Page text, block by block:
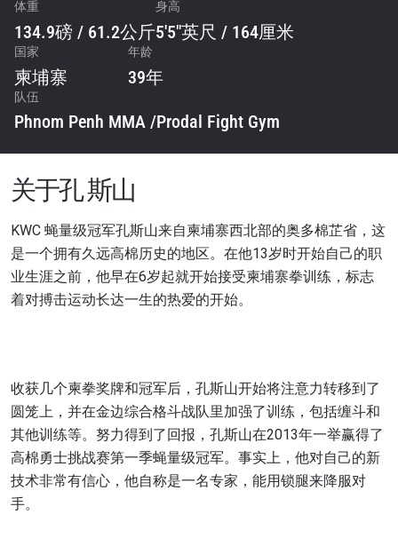
体重
134.9磅 / 61.2公斤
身高
5'5"英尺 / 164厘米
国家
柬埔寨
年龄
39年
队伍
Phnom Penh MMA /Prodal Fight Gym
关于孔 斯山
KWC 蝇量级冠军孔斯山来自柬埔寨西北部的奥多棉芷省，这
是一个拥有久远高棉历史的地区。在他13岁时开始自己的职
业生涯之前，他早在6岁起就开始接受柬埔寨拳训练，标志
着对搏击运动长达一生的热爱的开始。
收获几个柬拳奖牌和冠军后，孔斯山开始将注意力转移到了
圆笼上，并在金边综合格斗战队里加强了训练，包括缠斗和
其他训练等。努力得到了回报，孔斯山在2013年一举赢得了
高棉勇士挑战赛第一季蝇量级冠军。事实上，他对自己的新
技术非常有信心，他自称是一名专家，能用锁腿来降服对
手。